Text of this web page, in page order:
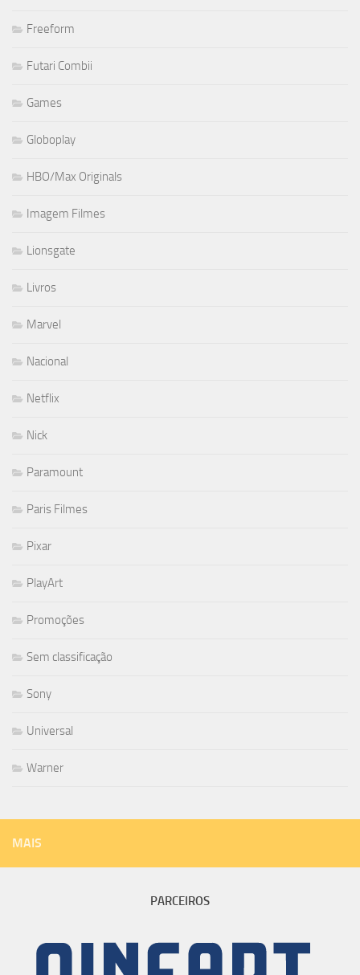
Freeform
Futari Combii
Games
Globoplay
HBO/Max Originals
Imagem Filmes
Lionsgate
Livros
Marvel
Nacional
Netflix
Nick
Paramount
Paris Filmes
Pixar
PlayArt
Promoções
Sem classificação
Sony
Universal
Warner
MAIS
PARCEIROS